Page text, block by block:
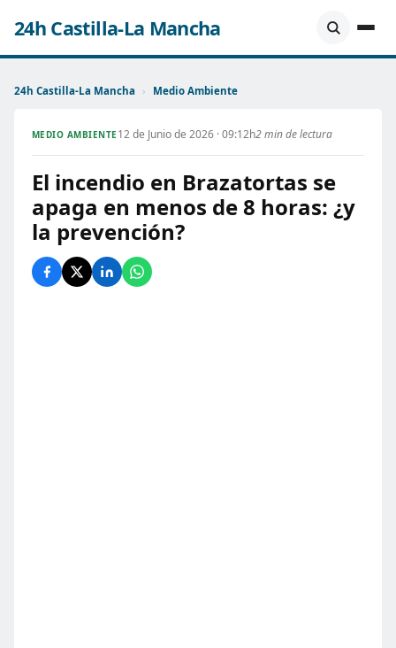
24h Castilla-La Mancha
24h Castilla-La Mancha › Medio Ambiente
MEDIO AMBIENTE 12 de Junio de 2026 · 09:12h2 min de lectura
El incendio en Brazatortas se
apaga en menos de 8 horas: ¿y
la prevención?